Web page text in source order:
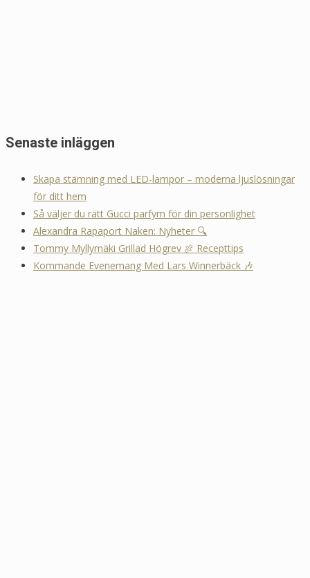
Senaste inläggen
Skapa stämning med LED-lampor – moderna ljuslösningar
för ditt hem
Så väljer du rätt Gucci parfym för din personlighet
Alexandra Rapaport Naken: Nyheter 🔍
Tommy Myllymäki Grillad Högrev 🍖 Recepttips
Kommande Evenemang Med Lars Winnerbäck 🎶